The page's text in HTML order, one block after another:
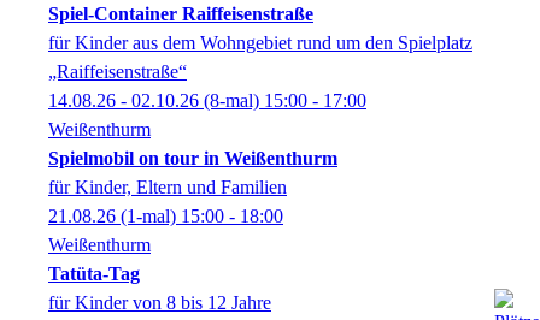
Spiel-Container Raiffeisenstraße
für Kinder aus dem Wohngebiet rund um den Spielplatz
„Raiffeisenstraße“
14.08.26 - 02.10.26 (8-mal) 15:00 - 17:00
Weißenthurm
Spielmobil on tour in Weißenthurm
für Kinder, Eltern und Familien
21.08.26 (1-mal) 15:00 - 18:00
Weißenthurm
Tatüta-Tag
für Kinder von 8 bis 12 Jahre